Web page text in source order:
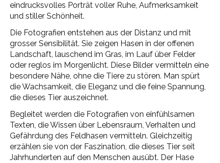
eindrucksvolles Porträt voller Ruhe, Aufmerksamkeit
und stiller Schönheit.
Die Fotografien entstehen aus der Distanz und mit
grosser Sensibilität. Sie zeigen Hasen in der offenen
Landschaft, lauschend im Gras, im Lauf über Felder
oder reglos im Morgenlicht. Diese Bilder vermitteln eine
besondere Nähe, ohne die Tiere zu stören. Man spürt
die Wachsamkeit, die Eleganz und die feine Spannung,
die dieses Tier auszeichnet.
Begleitet werden die Fotografien von einfühlsamen
Texten, die Wissen über Lebensraum, Verhalten und
Gefährdung des Feldhasen vermitteln. Gleichzeitig
erzählen sie von der Faszination, die dieses Tier seit
Jahrhunderten auf den Menschen ausübt. Der Hase